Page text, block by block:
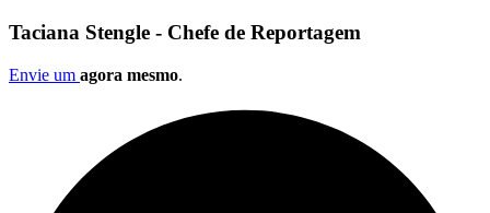
Taciana Stengle - Chefe de Reportagem
Envie um agora mesmo.